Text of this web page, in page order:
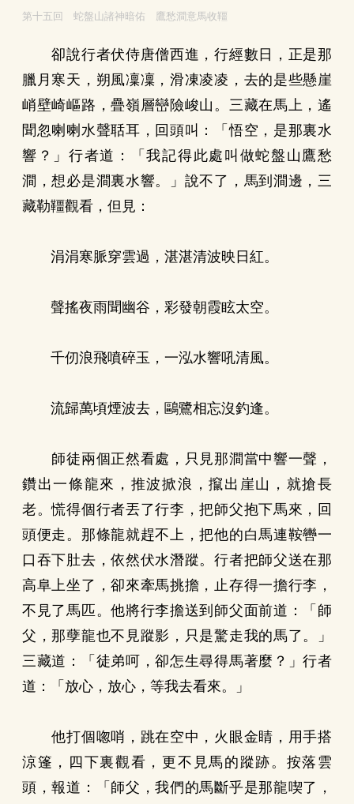
第十五回 蛇盤山諸神暗佑 鷹愁澗意馬收韁
卻說行者伏侍唐僧西進，行經數日，正是那
臘月寒天，朔風凜凜，滑凍凌凌，去的是些懸崖
峭壁崎嶇路，疊嶺層巒險峻山。三藏在馬上，遙
聞忽喇喇水聲聒耳，回頭叫：「悟空，是那裏水
響？」行者道：「我記得此處叫做蛇盤山鷹愁
澗，想必是澗裏水響。」說不了，馬到澗邊，三
藏勒韁觀看，但見：
涓涓寒脈穿雲過，湛湛清波映日紅。
聲搖夜雨聞幽谷，彩發朝霞眩太空。
千仞浪飛噴碎玉，一泓水響吼清風。
流歸萬頃煙波去，鷗鷺相忘沒釣逢。
師徒兩個正然看處，只見那澗當中響一聲，
鑽出一條龍來，推波掀浪，攛出崖山，就搶長
老。慌得個行者丟了行李，把師父抱下馬來，回
頭便走。那條龍就趕不上，把他的白馬連鞍轡一
口吞下肚去，依然伏水潛蹤。行者把師父送在那
高阜上坐了，卻來牽馬挑擔，止存得一擔行李，
不見了馬匹。他將行李擔送到師父面前道：「師
父，那孽龍也不見蹤影，只是驚走我的馬了。」
三藏道：「徒弟呵，卻怎生尋得馬著麼？」行者
道：「放心，放心，等我去看來。」
他打個唿哨，跳在空中，火眼金睛，用手搭
涼篷，四下裏觀看，更不見馬的蹤跡。按落雲
頭，報道：「師父，我們的馬斷乎是那龍喫了，